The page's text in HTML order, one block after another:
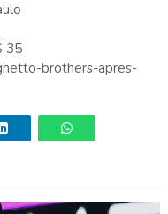
35
brothers-apres-